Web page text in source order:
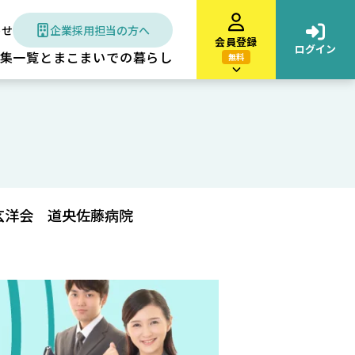
企業採用担当の方へ
一覧とまこまいでの暮らし
会員登録
無料
ログイン
洋会 道央佐藤病院